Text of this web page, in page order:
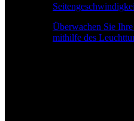
Überwachen Sie
mithilfe des